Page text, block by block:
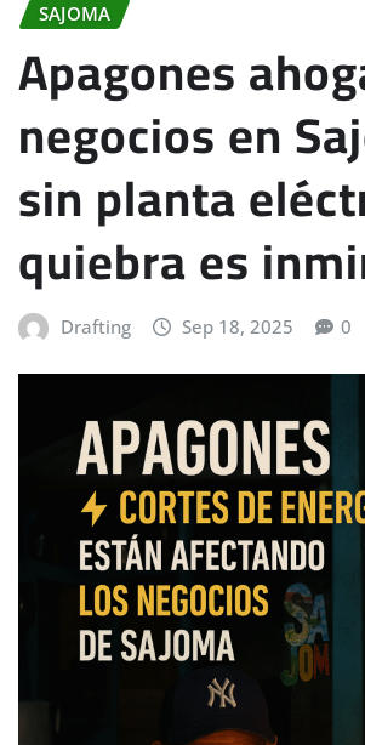
SAJOMA
Apagones
negocios en
sin planta
quiebra es
Drafting Sep 18, 2025 0